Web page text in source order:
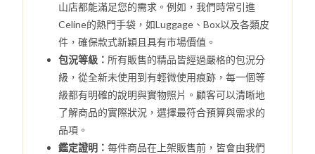
山店都能滿足您的需求。例如，我們時常引進
Celine的熱門手袋，如Luggage、Box以及各類皮
件，確保款式新穎且具有市場價值。
包況等級： 所有販售的精品皆經過嚴格的包況分
級，從全新未使用到有輕微使用痕跡，每一個等
級都有明確的說明與實物照片。顧客可以清晰地
了解商品的實際狀況，選擇最符合預算與需求的
品項。
鑑定證明：每件商品在上架販售前，皆會由我們